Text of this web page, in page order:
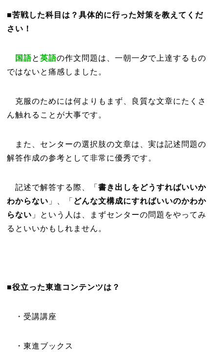
■苦戦した科目は？具体的に行った対策を教えてくだ
さい！
国語と 英語の作文問題は、一朝一夕で上達するもの
ではないと痛感しました。
克服のためには何よりもまず、良質な文章にたくさ
ん触れることが大事です。
また、センターの選択肢の文章は、実は記述問題の
解答作成の参考として非常に優秀です。
記述で解答する際、「 書き出しをどうすればいいか
わからない 」、「 どんな文構成にすればいいのかわか
らない 」という人は、まずセンターの問題をやってみ
るといいかもしれません。
■役立った東進コンテンツは？
・受講講座
・東進ブックス